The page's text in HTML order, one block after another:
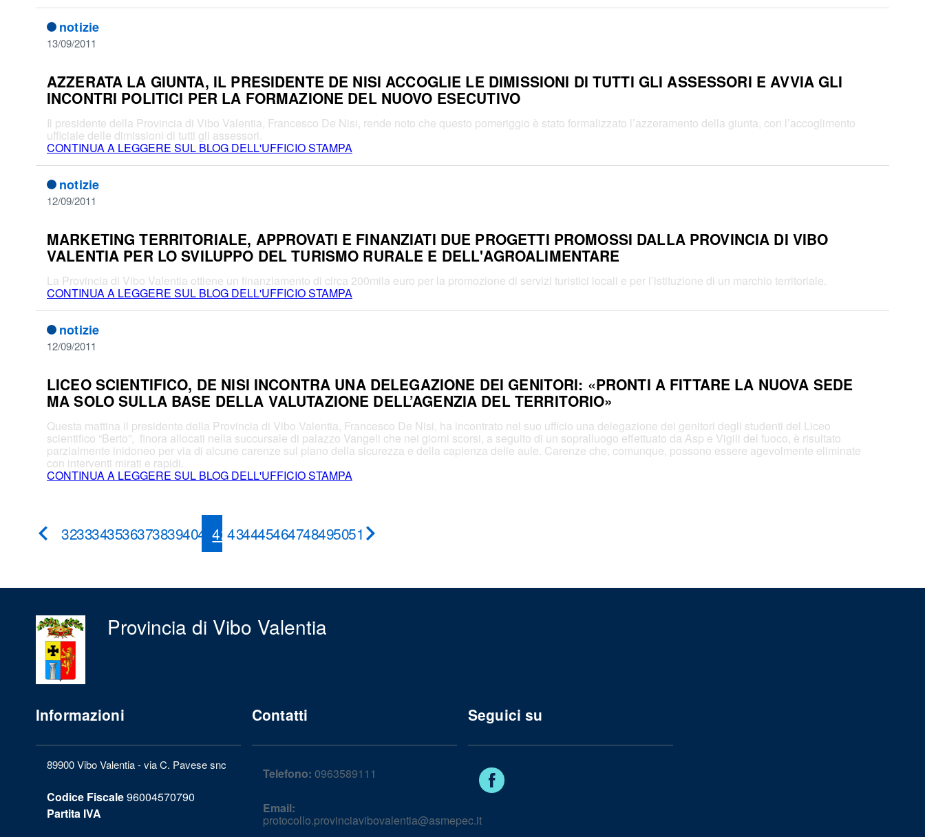
notizie
13/09/2011
AZZERATA LA GIUNTA, IL PRESIDENTE DE NISI ACCOGLIE LE DIMISSIONI DI TUTTI GLI ASSESSORI E AVVIA GLI
INCONTRI POLITICI PER LA FORMAZIONE DEL NUOVO ESECUTIVO
Il presidente della Provincia di Vibo Valentia, Francesco De Nisi, rende noto che questo pomeriggio è stato formalizzato l’azzeramento della giunta, con l’accoglimento
ufficiale delle dimissioni di tutti gli assessori.
CONTINUA A LEGGERE SUL BLOG DELL'UFFICIO STAMPA
notizie
12/09/2011
MARKETING TERRITORIALE, APPROVATI E FINANZIATI DUE PROGETTI PROMOSSI DALLA PROVINCIA DI VIBO
VALENTIA PER LO SVILUPPO DEL TURISMO RURALE E DELL'AGROALIMENTARE
La Provincia di Vibo Valentia ottiene un finanziamento di circa 200mila euro per la promozione di servizi turistici locali e per l’istituzione di un marchio territoriale.
CONTINUA A LEGGERE SUL BLOG DELL'UFFICIO STAMPA
notizie
12/09/2011
LICEO SCIENTIFICO, DE NISI INCONTRA UNA DELEGAZIONE DEI GENITORI: «PRONTI A FITTARE LA NUOVA SEDE
MA SOLO SULLA BASE DELLA VALUTAZIONE DELL’AGENZIA DEL TERRITORIO»
Questa mattina il presidente della Provincia di Vibo Valentia, Francesco De Nisi, ha incontrato nel suo ufficio una delegazione dei genitori degli studenti del Liceo
scientifico “Berto”, finora allocati nella succursale di palazzo Vangeli che nei giorni scorsi, a seguito di un sopralluogo effettuato da Asp e Vigili del fuoco, è risultato
parzialmente inidoneo per via di alcune carenze sul piano della sicurezza e della capienza delle aule. Carenze che, comunque, possono essere agevolmente eliminate
con interventi mirati e rapidi.
CONTINUA A LEGGERE SUL BLOG DELL'UFFICIO STAMPA
Pagina
Precedente
3233343536373839404142434445464748495051
Provincia di Vibo Valentia
Informazioni
89900 Vibo Valentia - via C. Pavese snc
Codice Fiscale96004570790
Partita IVA
Contatti
Telefono: 0963589111
Email:
protocollo.provinciavibovalentia@asmepec.it
Seguici su